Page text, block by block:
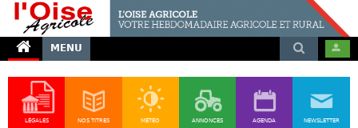
MENU
LÉGALES NOS TITRES MÉTÉO ANNONCES AGENDA NEWSLETTER